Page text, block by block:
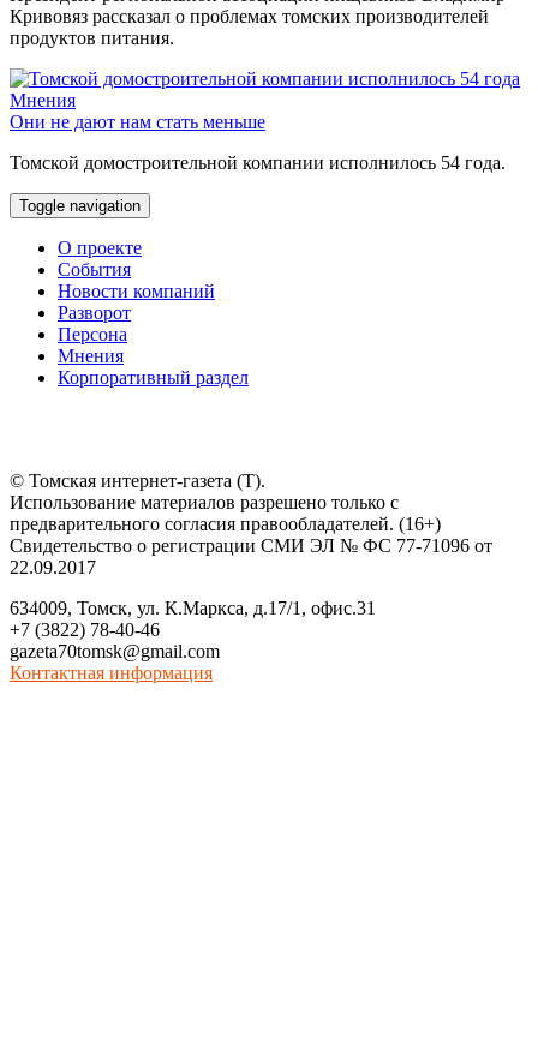
Кривовяз рассказал о проблемах томских производителей
продуктов питания.
Мнения
Они не дают нам стать меньше
Томской домостроительной компании исполнилось 54 года.
Toggle navigation
О проекте
События
Новости компаний
Разворот
Персона
Мнения
Корпоративный раздел
© Томская интернет-газета (Т).
Использование материалов разрешено только с
предварительного согласия правообладателей. (16+)
Свидетельство о регистрации СМИ ЭЛ № ФС 77-71096 от
22.09.2017
634009, Томск, ул. К.Маркса, д.17/1, офис.31
+7 (3822) 78-40-46
gazeta70tomsk@gmail.com
Контактная информация